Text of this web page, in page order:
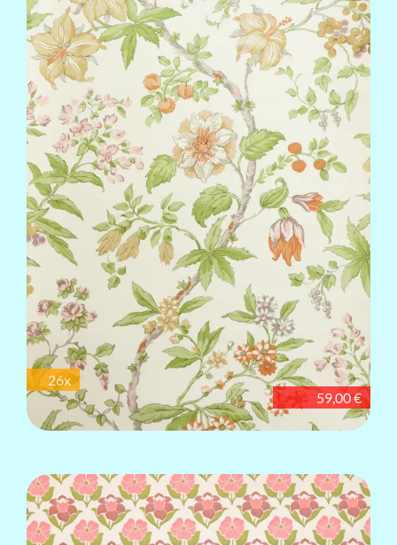
59,00 €
26x